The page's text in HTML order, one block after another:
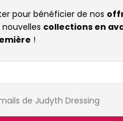
pour bénéficier de nos
collections en
!
de Judyth Dressing